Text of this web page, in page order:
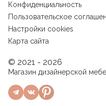
Конфиденциальность
Пользовательское
Настройки cookies
Карта сайта
© 2021 - 2026
Магазин дизайнерской